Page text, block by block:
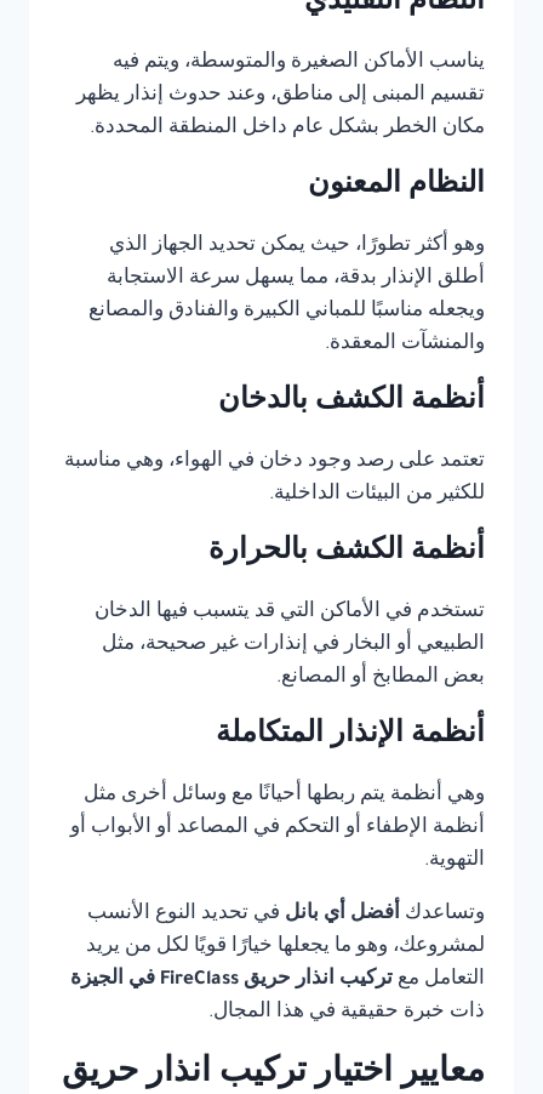
يناسب الأماكن الصغيرة والمتوسطة، ويتم فيه
تقسيم المبنى إلى مناطق، وعند حدوث إنذار يظهر
مكان الخطر بشكل عام داخل المنطقة المحددة.
النظام المعنون
وهو أكثر تطورًا، حيث يمكن تحديد الجهاز الذي
أطلق الإنذار بدقة، مما يسهل سرعة الاستجابة
ويجعله مناسبًا للمباني الكبيرة والفنادق والمصانع
والمنشآت المعقدة.
أنظمة الكشف بالدخان
تعتمد على رصد وجود دخان في الهواء، وهي مناسبة
للكثير من البيئات الداخلية.
أنظمة الكشف بالحرارة
تستخدم في الأماكن التي قد يتسبب فيها الدخان
الطبيعي أو البخار في إنذارات غير صحيحة، مثل
بعض المطابخ أو المصانع.
أنظمة الإنذار المتكاملة
وهي أنظمة يتم ربطها أحيانًا مع وسائل أخرى مثل
أنظمة الإطفاء أو التحكم في المصاعد أو الأبواب أو
التهوية.
وتساعدك أفضل أي بانل في تحديد النوع الأنسب
لمشروعك، وهو ما يجعلها خيارًا قويًا لكل من يريد
التعامل مع تركيب انذار حريق FireClass في الجيزة
ذات خبرة حقيقية في هذا المجال.
معايير اختيار تركيب انذار حريق